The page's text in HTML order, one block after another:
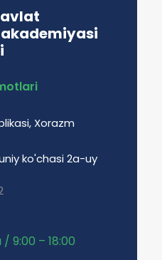
Xorazm
ko'chasi 2a-uy
9:00 – 18:00